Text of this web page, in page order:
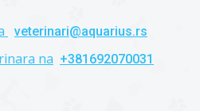
veterinari@aquarius.rs
na +381692070031